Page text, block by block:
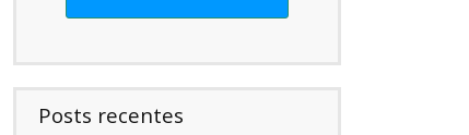
Posts recentes